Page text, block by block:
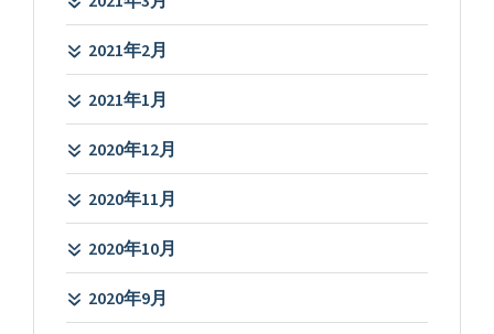
2021年2月
2021年1月
2020年12月
2020年11月
2020年10月
2020年9月